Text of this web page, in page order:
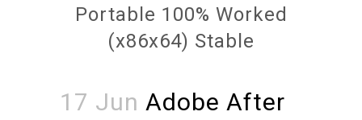
Portable 100% Worked
(x86x64) Stable
17 Jun Adobe After